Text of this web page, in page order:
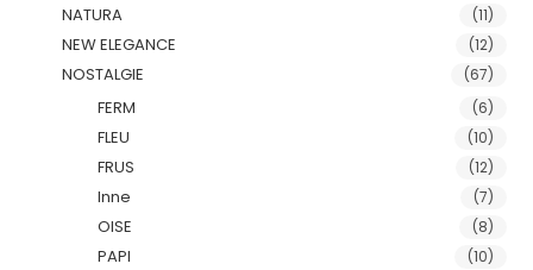
NATURA (11)
NEW ELEGANCE (12)
NOSTALGIE (67)
FERM (6)
FLEU (10)
FRUS (12)
Inne (7)
OISE (8)
PAPI (10)